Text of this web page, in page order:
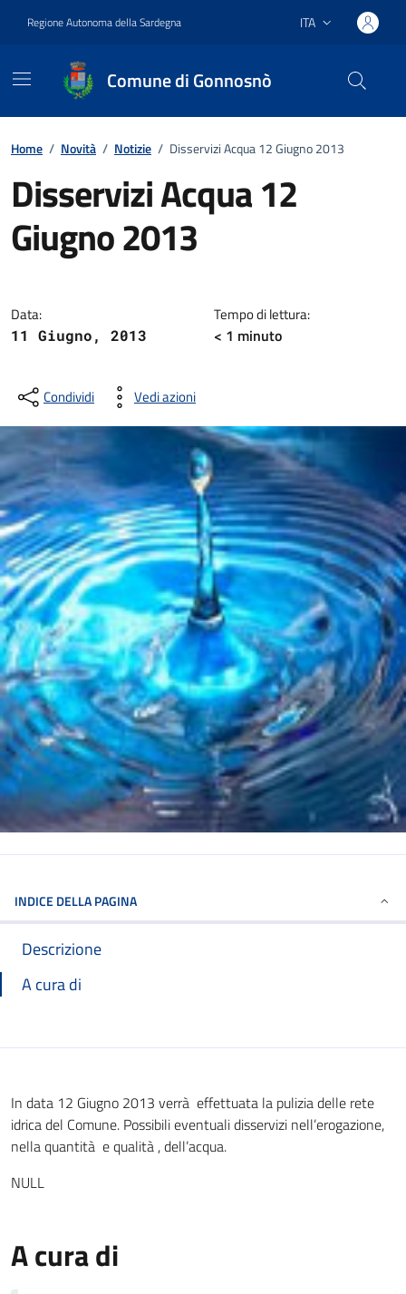
Regione Autonoma della Sardegna Lingua attiva:
ITA
Comune di Gonnosnò
Home / Novità / Notizie / Disservizi Acqua 12 Giugno 2013
Disservizi Acqua 12
Giugno 2013
Data:
11 Giugno, 2013
Tempo di lettura:
< 1 minuto
Condividi Vedi azioni
INDICE DELLA PAGINA
Descrizione
A cura di
In data 12 Giugno 2013 verrà effettuata la pulizia delle rete
idrica del Comune. Possibili eventuali disservizi nell’erogazione,
nella quantità e qualità , dell’acqua.
NULL
A cura di